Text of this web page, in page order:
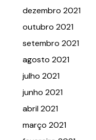
dezembro 2021
outubro 2021
setembro 2021
agosto 2021
julho 2021
junho 2021
abril 2021
março 2021